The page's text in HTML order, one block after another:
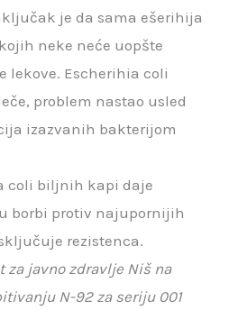
je da sama ešerihija
neke neće uopšte
lekove. Escherihia coli
problem nastao usled
izazvanih bakterijom
coli biljnih kapi daje
borbi protiv najupornijih
rezistenca.
javno zdravlje Niš na
N-92 za seriju 001